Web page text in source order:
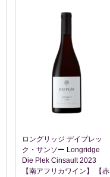
ロングリッジ デイプレッ
ク・サンソー Longridge
Die Plek Cinsault 2023
【南アフリカワイン】 【赤